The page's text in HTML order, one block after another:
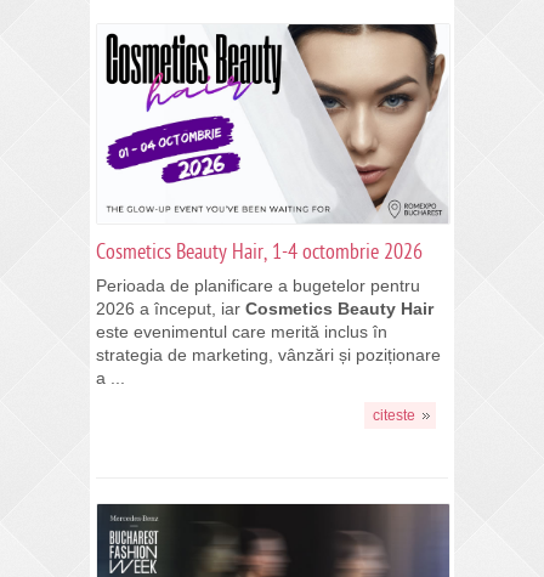
Cosmetics Beauty Hair, 1-4 octombrie 2026
Perioada de planificare a bugetelor pentru
2026 a început, iar Cosmetics Beauty Hair
este evenimentul care merită inclus în
strategia de marketing, vânzări și poziționare
a ...
citeste